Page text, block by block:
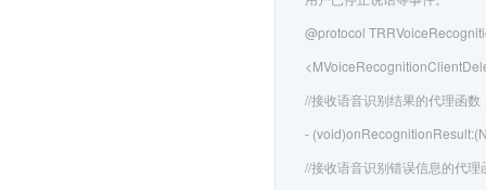
@protocol
//接收语音识别结果的代理函数
-
//接收语音识别错误信息的代理